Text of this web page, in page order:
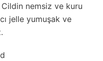
Cildin nemsiz ve kuru
jelle yumuşak ve